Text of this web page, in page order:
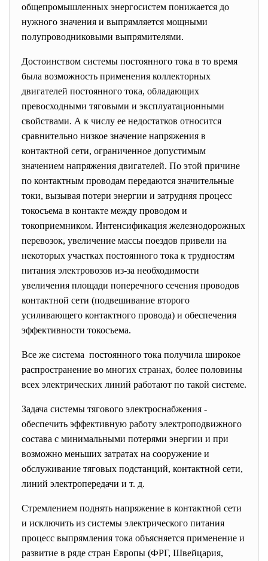
общепромышленных энергосистем понижается до
нужного значения и выпрямляется мощными
полупроводниковыми выпрямителями.
Достоинством системы постоянного тока в то время
была возможность применения коллекторных
двигателей постоянного тока, обладающих
превосходными тяговыми и эксплуатационными
свойствами. А к числу ее недостатков относится
сравнительно низкое значение напряжения в
контактной сети, ограниченное допустимым
значением напряжения двигателей. По этой причине
по контактным проводам передаются значительные
токи, вызывая потери энергии и затрудняя процесс
токосъема в контакте между проводом и
токоприемником. Интенсификация железнодорожных
перевозок, увеличение массы поездов привели на
некоторых участках постоянного тока к трудностям
питания электровозов из-за необходимости
увеличения площади поперечного сечения проводов
контактной сети (подвешивание второго
усиливающего контактного провода) и обеспечения
эффективности токосъема.
Все же система постоянного тока получила широкое
распространение во многих странах, более половины
всех электрических линий работают по такой системе.
Задача системы тягового электроснабжения -
обеспечить эффективную работу электроподвижного
состава с минимальными потерями энергии и при
возможно меньших затратах на сооружение и
обслуживание тяговых подстанций, контактной сети,
линий электропередачи и т. д.
Стремлением поднять напряжение в контактной сети
и исключить из системы электрического питания
процесс выпрямления тока объясняется применение и
развитие в ряде стран Европы (ФРГ, Швейцария,